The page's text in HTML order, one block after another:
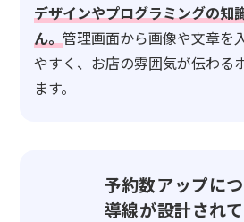
デザインやプログラミングの知
ん。管理画面から画像や文章を
やすく、お店の雰囲気が伝わる
ます。
予約数アップに
導線が設計され